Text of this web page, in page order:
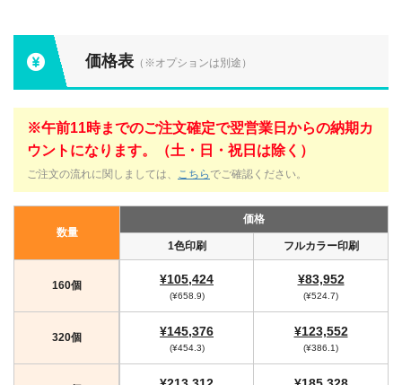
価格表 （※オプションは別途）
※午前11時までのご注文確定で翌営業日からの納期カ
ウントになります。（土・日・祝日は除く）
ご注文の流れに関しましては、 こちら でご確認ください。
数量
価格
1色印刷 フルカラー印刷
160個 ¥105,424
(¥658.9)
¥83,952
(¥524.7)
320個 ¥145,376
(¥454.3)
¥123,552
(¥386.1)